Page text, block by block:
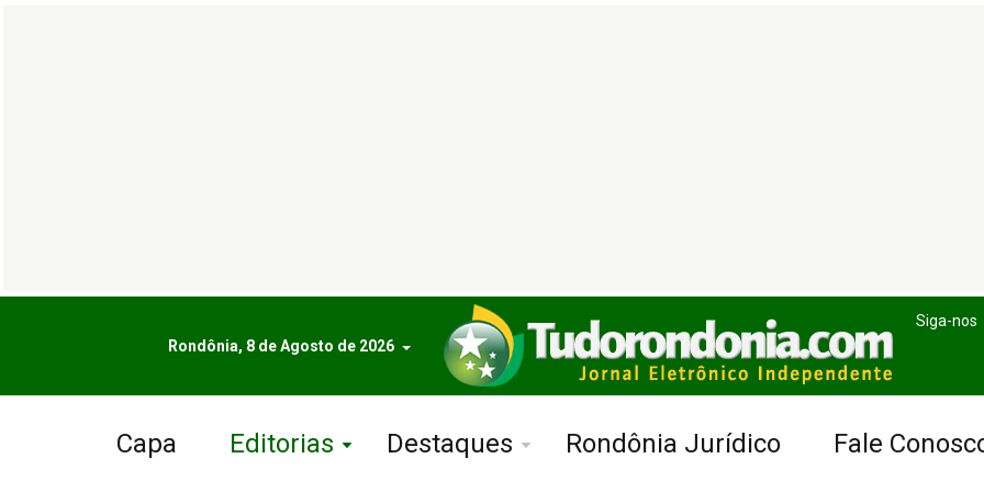
Rondônia, 8 de Agosto de 2026
Siga-nos
Capa Editorias Destaques Rondônia Jurídico Fale